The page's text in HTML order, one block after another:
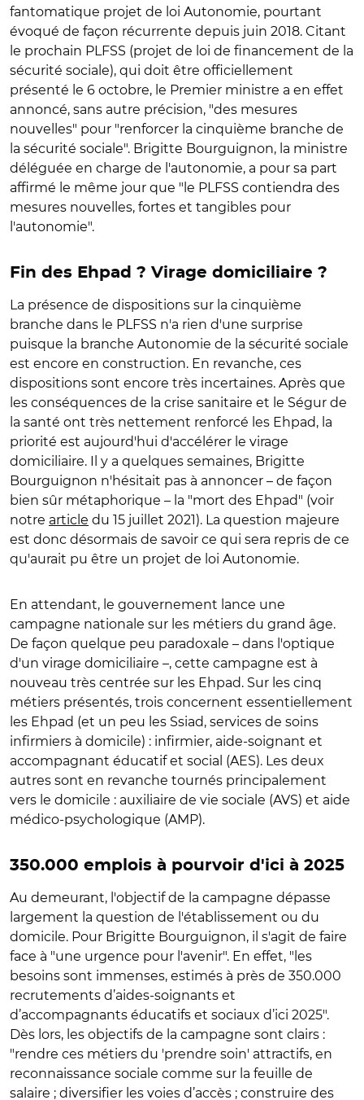
fantomatique projet de loi Autonomie, pourtant
évoqué de façon récurrente depuis juin 2018. Citant
le prochain PLFSS (projet de loi de financement de la
sécurité sociale), qui doit être officiellement
présenté le 6 octobre, le Premier ministre a en effet
annoncé, sans autre précision, "des mesures
nouvelles" pour "renforcer la cinquième branche de
la sécurité sociale". Brigitte Bourguignon, la ministre
déléguée en charge de l'autonomie, a pour sa part
affirmé le même jour que "le PLFSS contiendra des
mesures nouvelles, fortes et tangibles pour
l'autonomie".
Fin des Ehpad ? Virage domiciliaire ?
La présence de dispositions sur la cinquième
branche dans le PLFSS n'a rien d'une surprise
puisque la branche Autonomie de la sécurité sociale
est encore en construction. En revanche, ces
dispositions sont encore très incertaines. Après que
les conséquences de la crise sanitaire et le Ségur de
la santé ont très nettement renforcé les Ehpad, la
priorité est aujourd'hui d'accélérer le virage
domiciliaire. Il y a quelques semaines, Brigitte
Bourguignon n'hésitait pas à annoncer – de façon
bien sûr métaphorique – la "mort des Ehpad" (voir
notre article du 15 juillet 2021). La question majeure
est donc désormais de savoir ce qui sera repris de ce
qu'aurait pu être un projet de loi Autonomie.
En attendant, le gouvernement lance une
campagne nationale sur les métiers du grand âge.
De façon quelque peu paradoxale – dans l'optique
d'un virage domiciliaire –, cette campagne est à
nouveau très centrée sur les Ehpad. Sur les cinq
métiers présentés, trois concernent essentiellement
les Ehpad (et un peu les Ssiad, services de soins
infirmiers à domicile) : infirmier, aide-soignant et
accompagnant éducatif et social (AES). Les deux
autres sont en revanche tournés principalement
vers le domicile : auxiliaire de vie sociale (AVS) et aide
médico-psychologique (AMP).
350.000 emplois à pourvoir d'ici à 2025
Au demeurant, l'objectif de la campagne dépasse
largement la question de l'établissement ou du
domicile. Pour Brigitte Bourguignon, il s'agit de faire
face à "une urgence pour l'avenir". En effet, "les
besoins sont immenses, estimés à près de 350.000
recrutements d’aides-soignants et
d’accompagnants éducatifs et sociaux d’ici 2025".
Dès lors, les objectifs de la campagne sont clairs :
"rendre ces métiers du 'prendre soin' attractifs, en
reconnaissance sociale comme sur la feuille de
salaire ; diversifier les voies d’accès ; construire des